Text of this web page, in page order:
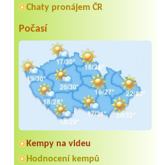
Chaty pronájem ČR
Počasí
Kempy na videu
Hodnocení kempů